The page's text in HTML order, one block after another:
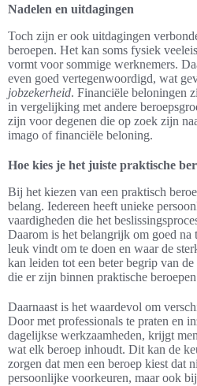
Nadelen en uitdagingen
Toch zijn er ook uitdagingen
beroepen. Het kan soms fysiek
vormt voor sommige werknemers.
even goed vertegenwoordigd, wat
jobzekerheid. Financiële beloningen
in vergelijking met andere
zijn voor degenen die op zoek zijn
imago of financiële beloning.
Hoe kies je het juiste praktische
Bij het kiezen van een praktisch
belang. Iedereen heeft unieke
vaardigheden die het
Daarom is het belangrijk om goed na
leuk vindt om te doen en waar de
kan leiden tot een beter begrip van
die er zijn binnen praktische
Daarnaast is het waardevol om
Door met professionals te praten en
dagelijkse werkzaamheden, krijgt
wat elk beroep inhoudt. Dit kan de
zorgen dat men een beroep kiest dat
persoonlijke voorkeuren, maar ook